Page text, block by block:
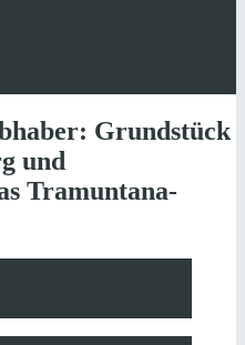
Grundstück
und
Tramuntana-